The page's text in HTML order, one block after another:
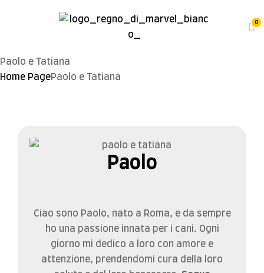
0
Paolo e Tatiana
Home PagePaolo e Tatiana
Paolo
Ciao sono Paolo, nato a Roma, e da sempre
ho una passione innata per i cani. Ogni
giorno mi dedico a loro con amore e
attenzione, prendendomi cura della loro